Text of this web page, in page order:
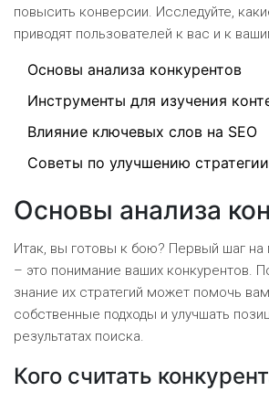
повысить конверсии. Исследуйте,
приводят пользователей к вас и к
Основы анализа конкурентов
Инструменты для изучения
Влияние ключевых слов на SEO
Советы по улучшению стратегии
Основы анализа
Итак, вы готовы к бою? Первый шаг на
– это понимание ваших конкурентов.
знание их стратегий может помочь
собственные подходы и улучшать
результатах поиска.
Кого считать